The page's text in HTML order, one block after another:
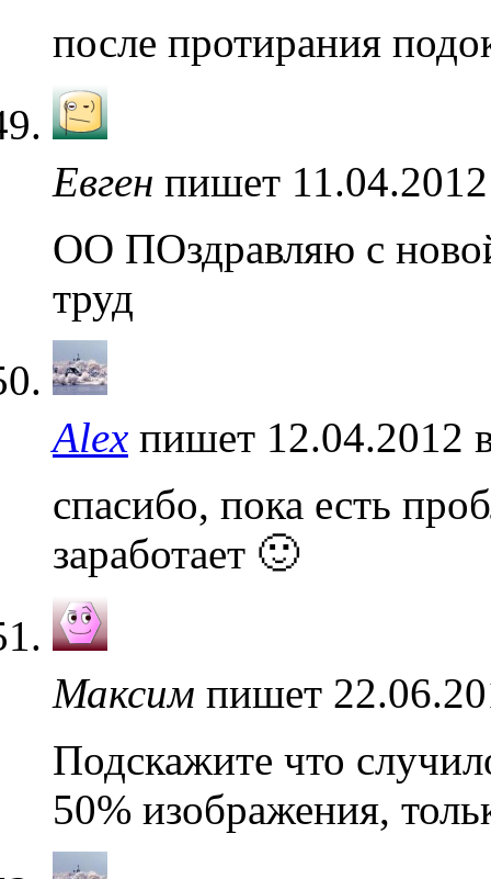
после протирания
Евген пишет
ОО ПОздравляю с
труд
Alex пишет 12.04.2012
спасибо, пока есть
заработает 🙂
Максим пишет
Подскажите что
50% изображения,